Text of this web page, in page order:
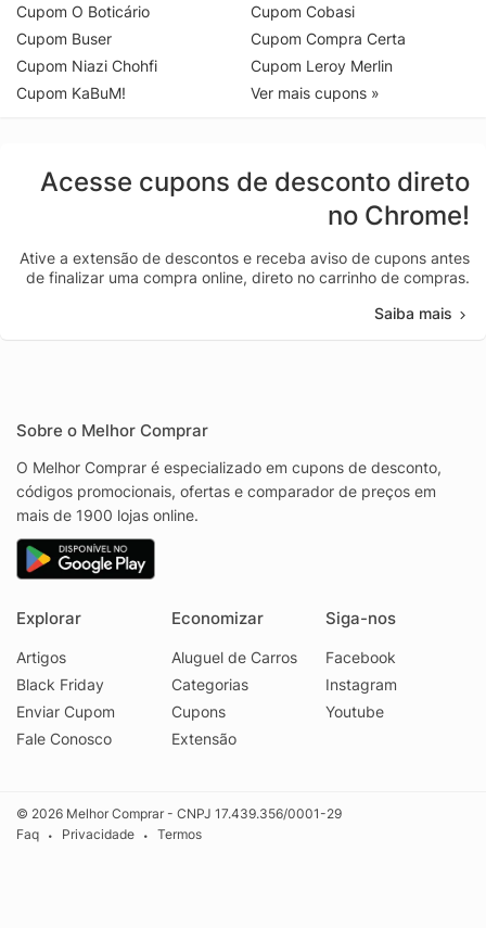
Cupom O Boticário
Cupom Buser
Cupom Niazi Chohfi
Cupom KaBuM!
Cupom Cobasi
Cupom Compra Certa
Cupom Leroy Merlin
Ver mais cupons »
Acesse cupons de desconto direto
no Chrome!
Ative a extensão de descontos e receba aviso de cupons antes
de finalizar uma compra online, direto no carrinho de compras.
Saiba mais
Sobre o Melhor Comprar
O Melhor Comprar é especializado em cupons de desconto,
códigos promocionais, ofertas e comparador de preços em
mais de 1900 lojas online.
Explorar
Artigos
Black Friday
Enviar Cupom
Fale Conosco
Economizar
Aluguel de Carros
Categorias
Cupons
Extensão
Siga-nos
Facebook
Instagram
Youtube
© 2026 Melhor Comprar - CNPJ 17.439.356/0001-29
Faq
• Privacidade • Termos